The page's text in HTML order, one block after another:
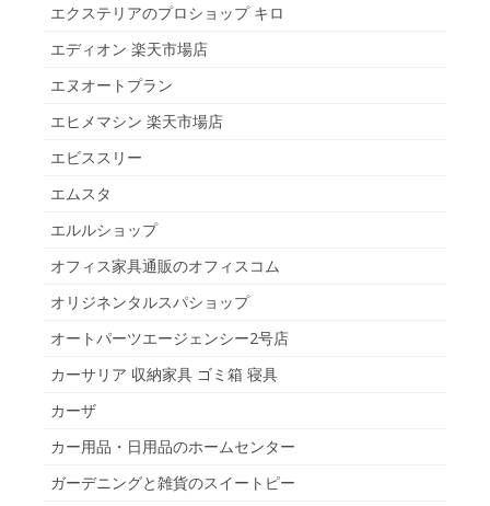
エクステリアのプロショップ キロ
エディオン 楽天市場店
エヌオートプラン
エヒメマシン 楽天市場店
エビススリー
エムスタ
エルルショップ
オフィス家具通販のオフィスコム
オリジネンタルスパショップ
オートパーツエージェンシー2号店
カーサリア 収納家具 ゴミ箱 寝具
カーザ
カー用品・日用品のホームセンター
ガーデニングと雑貨のスイートピー